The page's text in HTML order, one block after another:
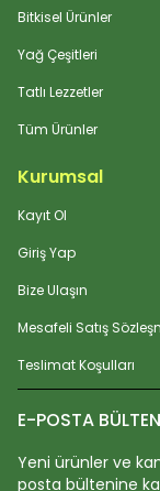
Bitkisel Ürünler
Yağ Çeşitleri
Tatlı Lezzetler
Tüm Ürünler
Kurumsal
Kayıt Ol
Giriş Yap
Bize Ulaşın
Mesafeli Satış
Teslimat Koşulları
E-POSTA
Yeni ürünler ve
posta bültenine